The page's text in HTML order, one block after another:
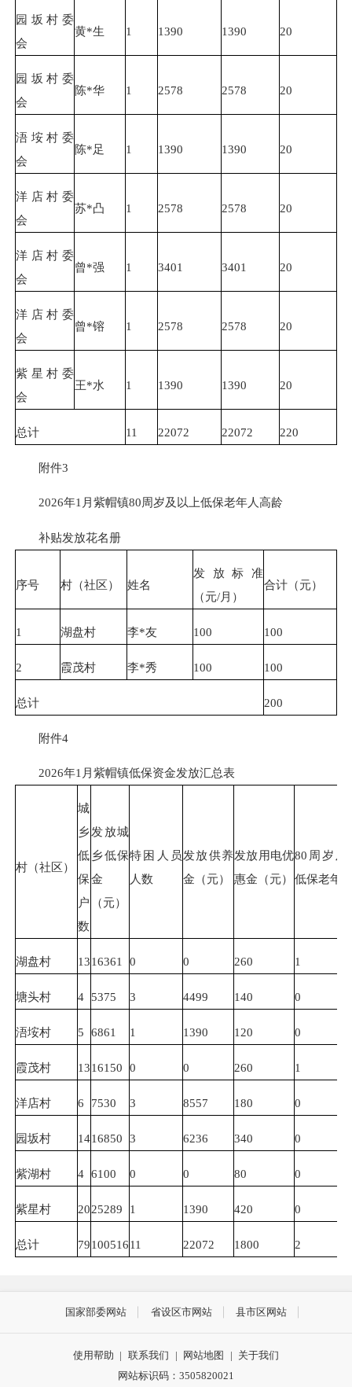
园坂村委
会
黄*生 1 1390 1390 20
园坂村委
会
陈*华 1 2578 2578 20
浯垵村委
会
陈*足 1 1390 1390 20
洋店村委
会
苏*凸 1 2578 2578 20
洋店村委
会
曾*强 1 3401 3401 20
洋店村委
会
曾*镕 1 2578 2578 20
紫星村委
会
王*水 1 1390 1390 20
总计 11 22072 22072 220
附件3
2026年1月紫帽镇80周岁及以上低保老年人高龄
补贴发放花名册
序号 村（社区） 姓名
发放标准
（元/月）
合计（元）
1 湖盘村 李*友 100 100
2 霞茂村 李*秀 100 100
总计 200
附件4
2026年1月紫帽镇低保资金发放汇总表
村（社区）
城
乡
低
保
户
数
发放城
乡低保
金
（元）
特困人员
人数
发放供养
金（元）
发放用电优
惠金（元）
80周岁及
低保老年
湖盘村 1316361 0 0 260 1
塘头村 4 5375 3 4499 140 0
浯垵村 5 6861 1 1390 120 0
霞茂村 1316150 0 0 260 1
洋店村 6 7530 3 8557 180 0
园坂村 1416850 3 6236 340 0
紫湖村 4 6100 0 0 80 0
紫星村 2025289 1 1390 420 0
总计 7910051611 22072 1800 2
国家部委网站 省设区市网站 县市区网站
使用帮助 | 联系我们 | 网站地图 | 关于我们
网站标识码：3505820021